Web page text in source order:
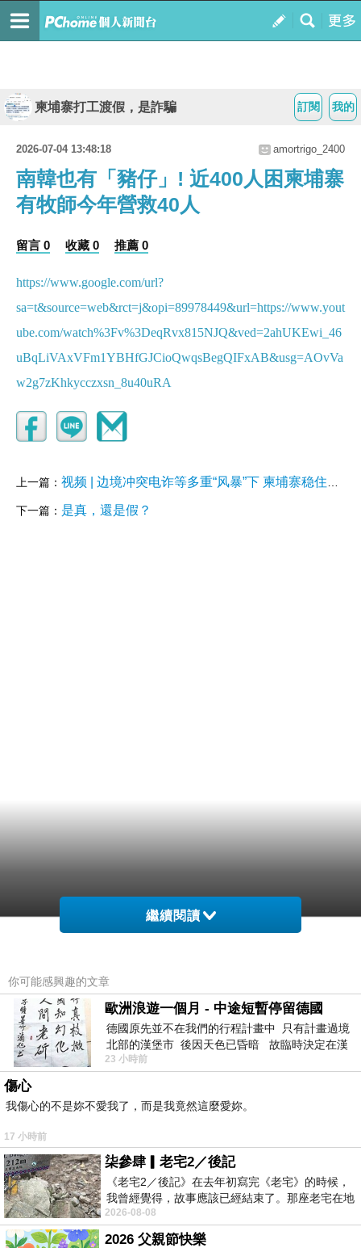
我的
訂閱
柬埔寨打工渡假，是詐騙
2026-07-04 13:48:18 amortrigo_2400
南韓也有「豬仔」! 近400人困柬埔寨
有牧師今年營救40人
留言 0 收藏 0 推薦 0
https://www.google.com/url?
sa=t&source=web&rct=j&opi=89978449&url=https://www.yout
ube.com/watch%3Fv%3DeqRvx815NJQ&ved=2ahUKEwi_46
uBqLiVAxVFm1YBHfGJCioQwqsBegQIFxAB&usg=AOvVa
w2g7zKhkycczxsn_8u40uRA
上一篇： 视频 | 边境冲突电诈等多重“风暴”下 柬埔寨稳住发展大局
下一篇： 是真，還是假？
繼續閱讀
你可能感興趣的文章
歐洲浪遊一個月 - 中途短暫停留德國
德國原先並不在我們的行程計畫中 只有計畫過境
北部的漢堡市 後因天色已昏暗 故臨時決定在漢
堡市吃晚餐和過夜
23 小時前
傷心
我傷心的不是妳不愛我了，而是我竟然這麼愛妳。
17 小時前
柒參肆▎老宅2／後記
《老宅2／後記》在去年初寫完《老宅》的時候，
我曾經覺得，故事應該已經結束了。那座老宅在地
震中倒塌，七個人終於離開那片黑暗，
2026-08-08
2026 父親節快樂